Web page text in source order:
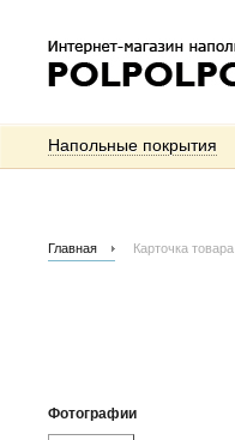
Напольные покрытия
Главная Карточка товара
Фотографии